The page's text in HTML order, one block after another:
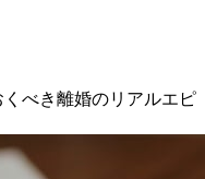
くべき離婚のリアルエピ